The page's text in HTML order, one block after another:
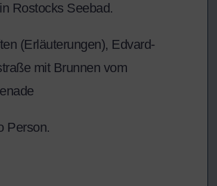
Rostocks Seebad.
(Erläuterungen), Edvard-
mit Brunnen vom
Person.